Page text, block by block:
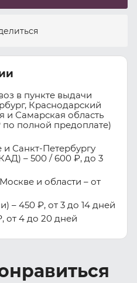
в пункте выдачи
Краснодарский
и Самарская область
по полной предоплате)
Санкт-Петербургу
– 500 / 600 ₽, до 3
и области – от
– 450 ₽, от 3 до 14 дней
от 4 до 20 дней